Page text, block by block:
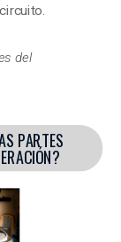
del
PARTES